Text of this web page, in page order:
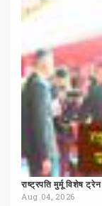
राष्ट्रपति मुर्मू विशेष ट्रेन
Aug 04, 2026